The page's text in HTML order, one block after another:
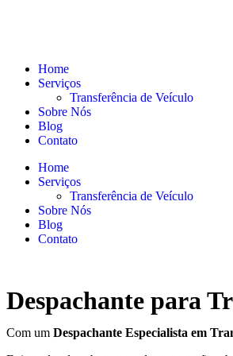
Home
Serviços
Transferência de Veículo
Sobre Nós
Blog
Contato
Home
Serviços
Transferência de Veículo
Sobre Nós
Blog
Contato
Despachante para
Com um Despachante Especialista em